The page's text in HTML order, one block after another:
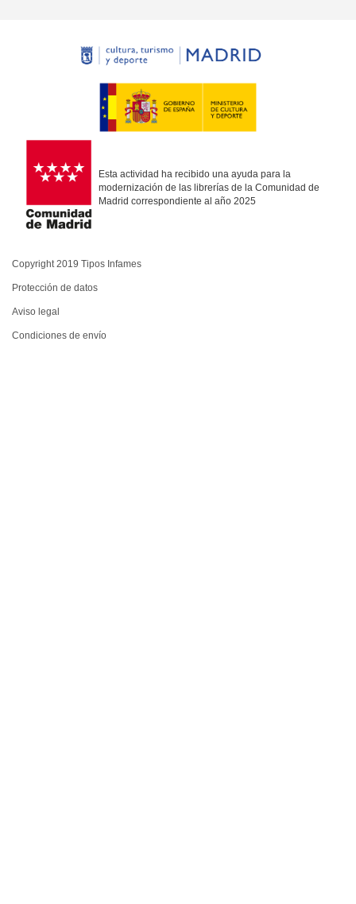
Esta actividad ha recibido una ayuda para la
modernización de las librerías de la Comunidad de
Madrid correspondiente al año 2025
Copyright 2019 Tipos Infames
Protección de datos
Aviso legal
Condiciones de envío